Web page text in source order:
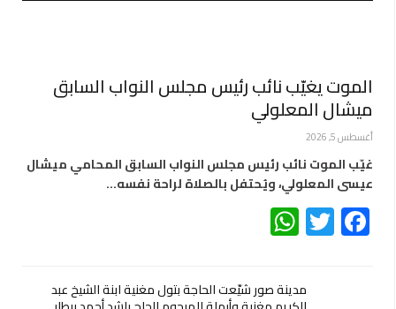
الموت يغيّب نائب رئيس مجلس النواب السابق
ميشال المعلولي
أغسطس 5, 2026
غيّب الموت نائب رئيس مجلس النواب السابق المحامي ميشال
عيسى المعلولي، ويُحتفل بالصلاة لراحة نفسه…
Facebook
Twitter
مدينة صور شيّعت الحاجة بتول مغنية ابنة الشيخ عبد